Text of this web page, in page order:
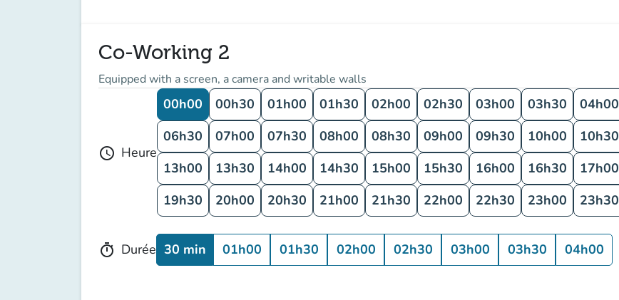
Co-Working 2
Equipped with a screen, a camera and writable walls
schedule Heure
00h00 00h30 01h00 01h30 02h00 02h30 03h00 03h30 04h00
06h30
07h00 07h30 08h00 08h30 09h00 09h30 10h00 10h30
13h00
13h30 14h00 14h30 15h00 15h30 16h00 16h30 17h00
19h30
20h00 20h30 21h00 21h30 22h00 22h30 23h00 23h30
timer Durée 30 min 01h00 01h30 02h00 02h30 03h00 03h30 04h00